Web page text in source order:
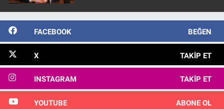
FACEBOOK BEĞEN
X TAKIP ET
INSTAGRAM TAKIP ET
YOUTUBE ABONE OL